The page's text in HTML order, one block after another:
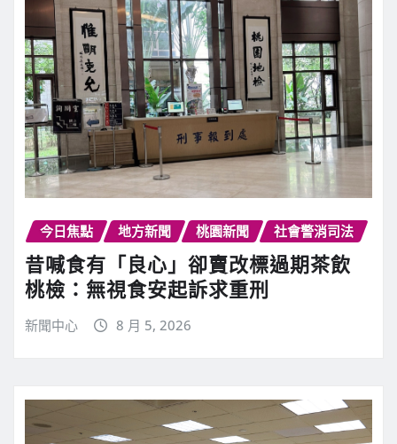
今日焦點 地方新聞 桃園新聞 社會警消司法
昔喊食有「良心」卻賣改標過期茶飲
桃檢：無視食安起訴求重刑
新聞中心 8 月 5, 2026